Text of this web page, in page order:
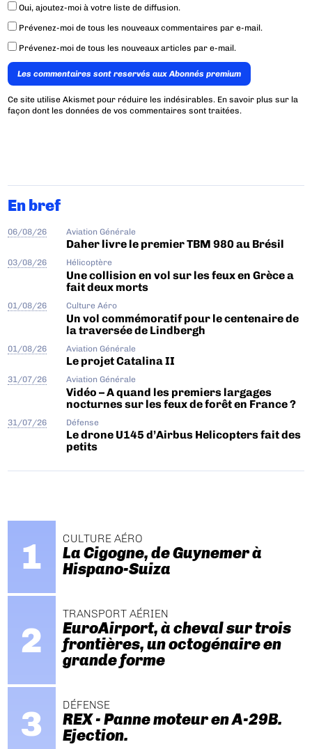
Oui, ajoutez-moi à votre liste de diffusion.
Prévenez-moi de tous les nouveaux commentaires par e-mail.
Prévenez-moi de tous les nouveaux articles par e-mail.
Les commentaires sont reservés aux Abonnés premium
Ce site utilise Akismet pour réduire les indésirables. En savoir plus sur la
façon dont les données de vos commentaires sont traitées.
En bref
06/08/26 Aviation Générale
Daher livre le premier TBM 980 au Brésil
03/08/26 Hélicoptère
Une collision en vol sur les feux en Grèce a
fait deux morts
01/08/26 Culture Aéro
Un vol commémoratif pour le centenaire de
la traversée de Lindbergh
01/08/26 Aviation Générale
Le projet Catalina II
31/07/26 Aviation Générale
Vidéo – A quand les premiers largages
nocturnes sur les feux de forêt en France ?
31/07/26 Défense
Le drone U145 d’Airbus Helicopters fait des
petits
CULTURE AÉRO
La Cigogne, de Guynemer à
Hispano-Suiza
TRANSPORT AÉRIEN
EuroAirport, à cheval sur trois
frontières, un octogénaire en
grande forme
DÉFENSE
REX - Panne moteur en A-29B.
Ejection.